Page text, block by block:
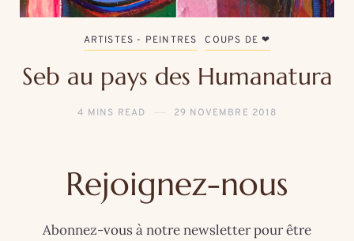
ARTISTES - PEINTRES COUPS DE ❤
Seb au pays des Humanatura
4 MINS READ 29 NOVEMBRE 2018
Rejoignez-nous
Abonnez-vous à notre newsletter pour être